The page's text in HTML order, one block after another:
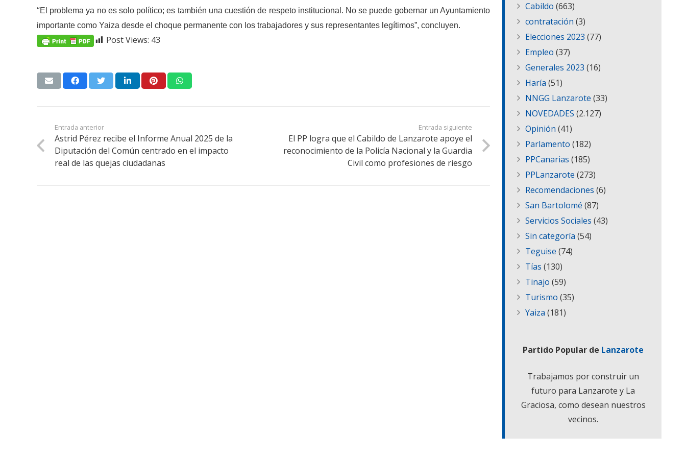
“El problema ya no es solo político; es también una cuestión de respeto institucional. No se puede gobernar un Ayuntamiento
importante como Yaiza desde el choque permanente con los trabajadores y sus representantes legítimos”, concluyen.
Post Views: 43
Entrada anterior
Astrid Pérez recibe el Informe Anual 2025 de la
Diputación del Común centrado en el impacto
real de las quejas ciudadanas
Entrada siguiente
El PP logra que el Cabildo de Lanzarote apoye el
reconocimiento de la Policía Nacional y la Guardia
Civil como profesiones de riesgo
Cabildo (663)
contratación (3)
Elecciones 2023 (77)
Empleo (37)
Generales 2023 (16)
Haría (51)
NNGG Lanzarote (33)
NOVEDADES (2.127)
Opinión (41)
Parlamento (182)
PPCanarias (185)
PPLanzarote (273)
Recomendaciones (6)
San Bartolomé (87)
Servicios Sociales (43)
Sin categoría (54)
Teguise (74)
Tías (130)
Tinajo (59)
Turismo (35)
Yaiza (181)
Partido Popular de Lanzarote
Trabajamos por construir un
futuro para Lanzarote y La
Graciosa, como desean nuestros
vecinos.